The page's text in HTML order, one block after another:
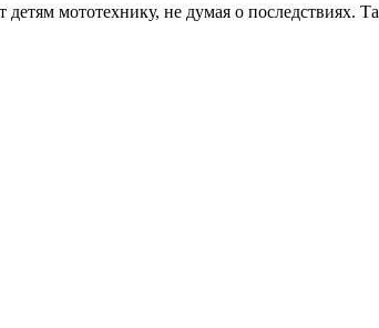
мототехнику, не думая о последствиях.